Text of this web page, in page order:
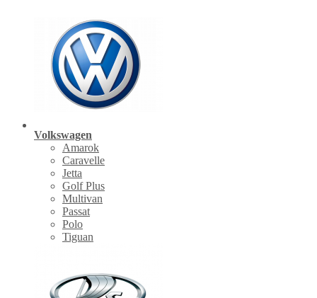
Volkswagen
Amarok
Caravelle
Jetta
Golf Plus
Multivan
Passat
Polo
Tiguan